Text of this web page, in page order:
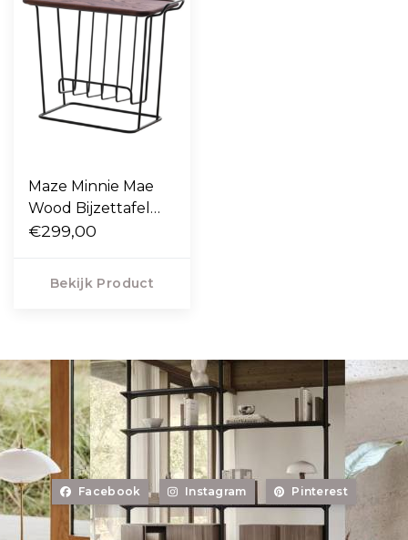
Maze Minnie Mae
Wood Bijzettafel
zwart, donker essen
€299,00
Bekijk Product
Facebook Instagram Pinterest